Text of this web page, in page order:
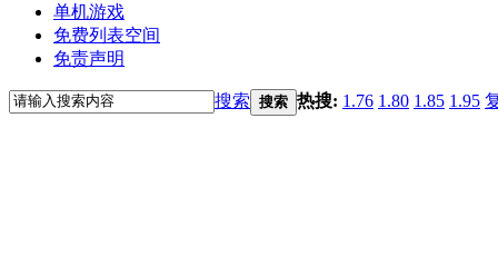
单机游戏
免费列表空间
免责声明
搜索 搜索 热搜: 1.76 1.80 1.85 1.95